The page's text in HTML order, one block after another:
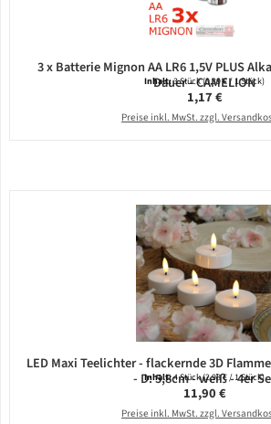
3 x Batterie Mignon AA LR6 1,5V PLUS
Dauer - CAMELION
Inhalt:3 Stück(0,39 € / 1 Stück)
Regulärer Preis:
1,17 €
Preise inkl. MwSt. zzgl.
LED Maxi Teelichter - flackernde 3D
- D: 5,8cm - weiß - 4er
Inhalt:4 Stück(2,98 € / 1 Stück)
Regulärer Preis:
11,90 €
Preise inkl. MwSt. zzgl.